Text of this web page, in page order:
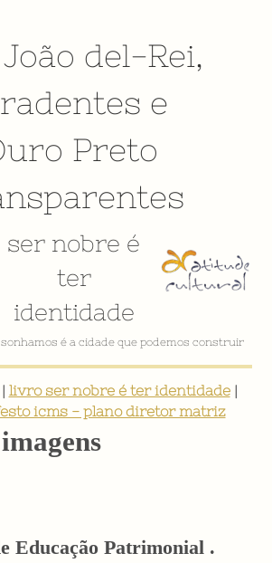
del-Rei,
e
Preto
ser nobre é
ter
identidade
é a cidade que podemos construir
livro ser nobre é ter identidade|
icms - plano diretor matriz
Educação Patrimonial .